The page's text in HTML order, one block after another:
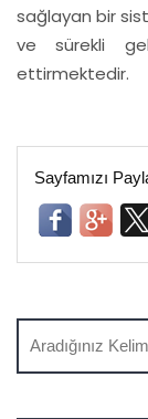
sağlayan bir
ve sürekli
ettirmektedir.
Sayfamızı